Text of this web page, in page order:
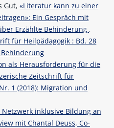
Gut, «Literatur kann zu einer
Ein Gespräch mit
Erzählte Behinderung ,
für Heilpädagogik : Bd. 28
Behinderung
als Herausforderung für die
Zeitschrift für
1 (2018): Migration und
Netzwerk inklusive Bildung an
mit Chantal Deuss, Co-